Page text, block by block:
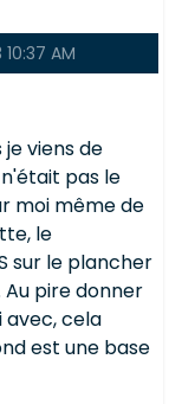
AM
viens de
pas le
moi même de
le
sur le plancher
pire donner
avec, cela
est une base